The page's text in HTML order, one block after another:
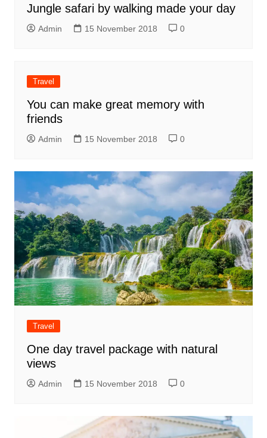
Jungle safari by walking made your day
Admin 15 November 2018 0
Travel
You can make great memory with
friends
Admin 15 November 2018 0
Travel
One day travel package with natural
views
Admin 15 November 2018 0